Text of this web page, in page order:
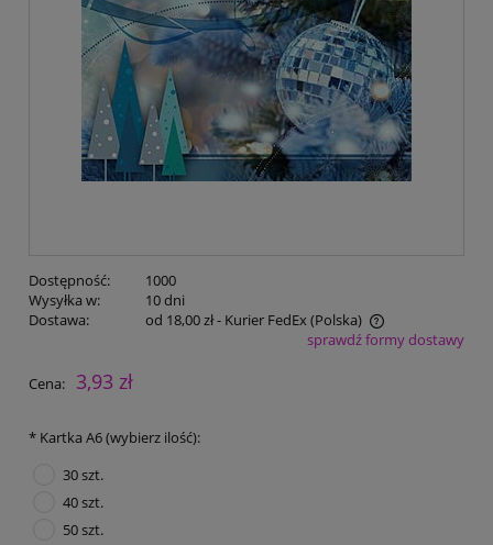
Dostępność:
1000
Wysyłka w:
10 dni
Dostawa:
od 18,00 zł- Kurier FedEx(Polska)
Cena nie zawiera ewentualnych kosztów płatnościsprawdź formy dostawy
Cena: 3,93 zł
* Kartka A6 (wybierz ilość):
30 szt.
40 szt.
50 szt.